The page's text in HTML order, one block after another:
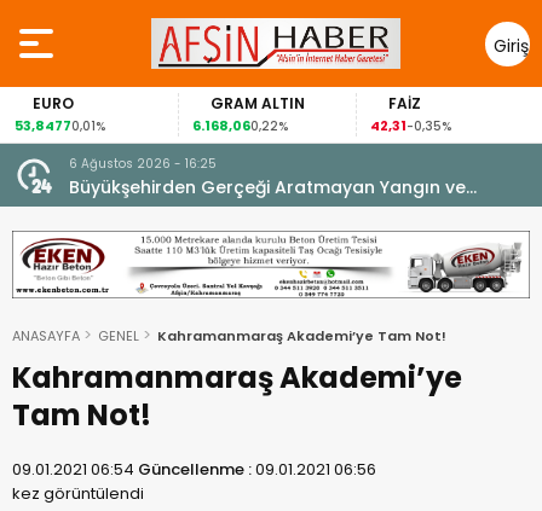
Giriş
Yap
GRAM ALTIN
6.168,06 0,22%
FAİZ
42,31 -0,35%
6 Ağustos 2026 - 16:25
Büyükşehirden Gerçeği Aratmayan Yangın ve
Kurtarma Tatbikatı.
ANASAYFA GENEL Kahramanmaraş Akademi’ye Tam Not!
Kahramanmaraş Akademi’ye
Tam Not!
09.01.2021 06:54 Güncellenme :09.01.2021 06:56
kez görüntülendi